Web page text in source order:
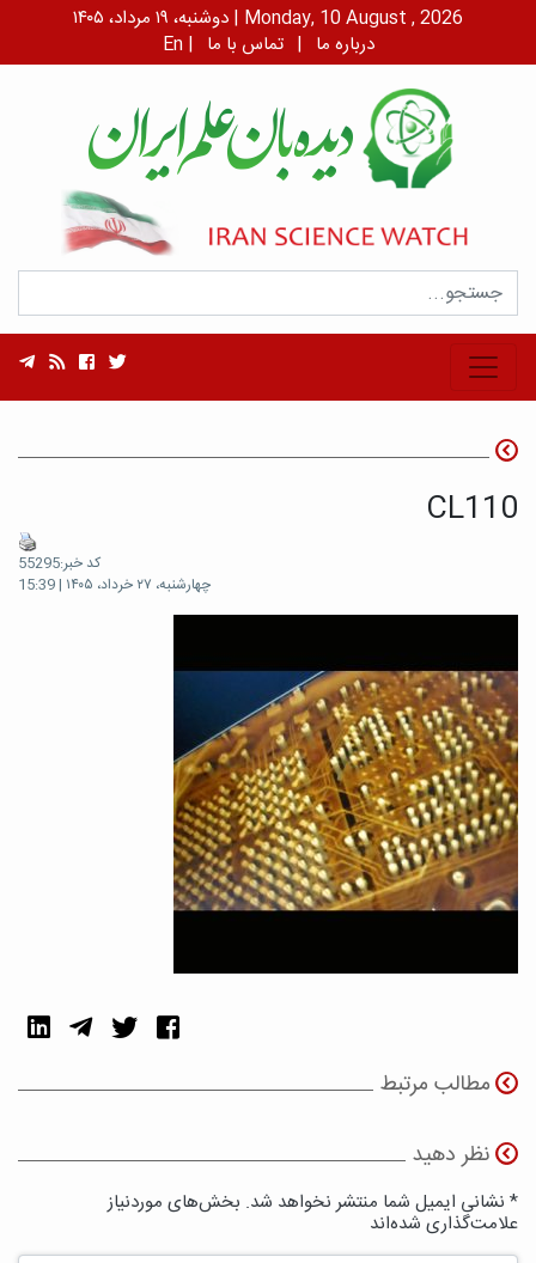
دوشنبه، ۱۹ مرداد، ۱۴۰۵ | Monday, 10 August , 2026
En | درباره ما | تماس با ما
CL110
کد خبر:55295
چهارشنبه، ۲۷ خرداد، ۱۴۰۵ | 15:39
مطالب مرتبط
نظر دهید
* نشانی ایمیل شما منتشر نخواهد شد. بخش‌های موردنیاز
علامت‌گذاری شده‌اند